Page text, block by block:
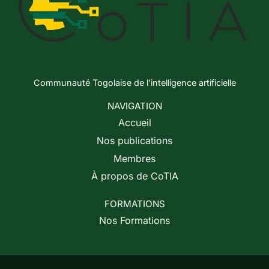
Communauté Togolaise de l’intelligence artificielle
NAVIGATION
Accueil
Nos publications
Membres
À propos de CoTIA
FORMATIONS
Nos Formations